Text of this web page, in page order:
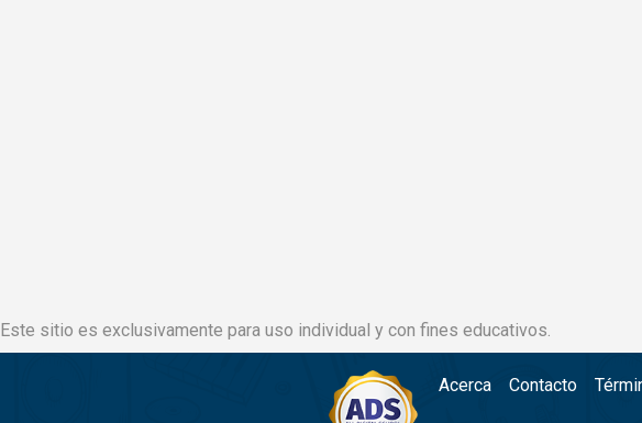
Este sitio es exclusivamente para uso individual y con fines educativos.
Acerca Contacto